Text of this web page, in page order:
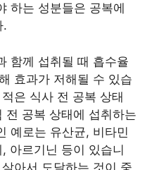
하는 성분들은 공복에
.
함께 섭취될 때 흡수율
효과가 저해될 수 있습
은 식사 전 공복 상태
전 공복 상태에 섭취하는
예로는 유산균, 비타민
아르기닌 등이 있습니
아서 도달하는 것이 중